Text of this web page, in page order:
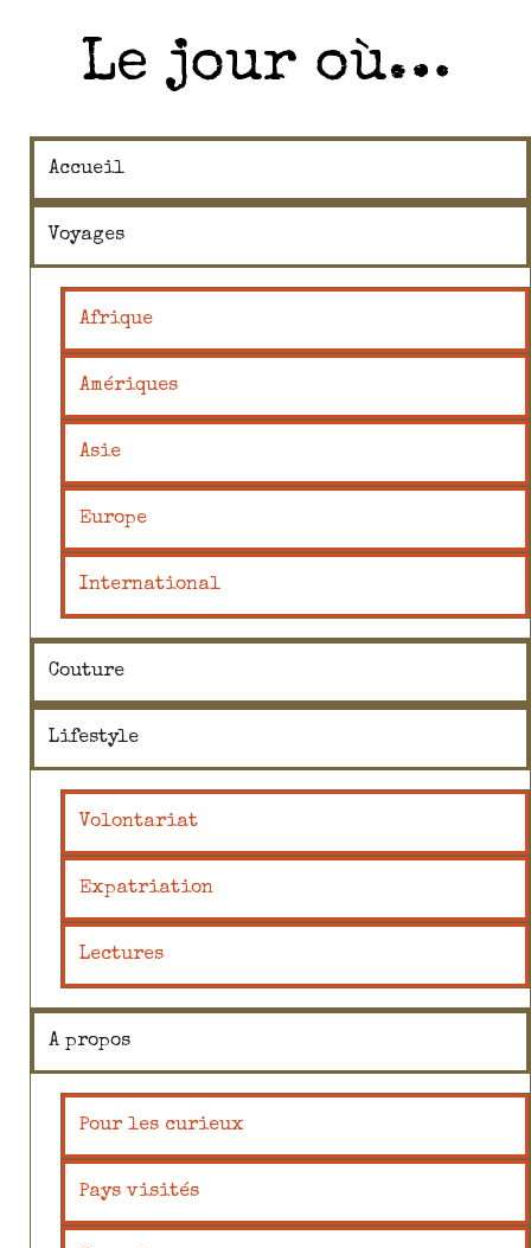
Le jour où…
Accueil
Voyages
Afrique
Amériques
Asie
Europe
International
Couture
Lifestyle
Volontariat
Expatriation
Lectures
A propos
Pour les curieux
Pays visités